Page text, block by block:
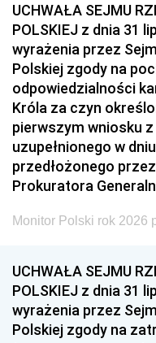
UCHWAŁA SEJMU
POLSKIEJ z dnia 31
wyrażenia przez
Polskiej zgody na
odpowiedzialności
Króla za czyn
pierwszym wniosku
uzupełnionego w
przedłożonego
Prokuratora
Monitor Polski rok 2026
UCHWAŁA SEJMU
POLSKIEJ z dnia 31
wyrażenia przez
Polskiej zgody na